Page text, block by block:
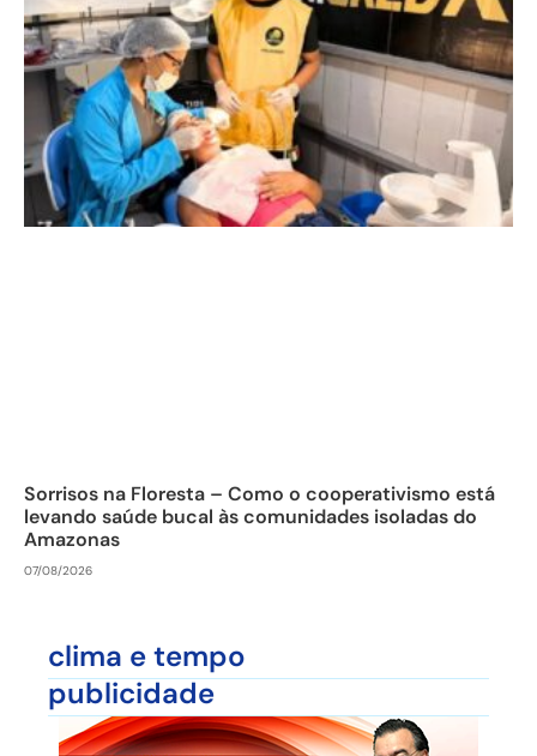
Sorrisos na Floresta – Como o cooperativismo está
levando saúde bucal às comunidades isoladas do
Amazonas
07/08/2026
clima e tempo
publicidade